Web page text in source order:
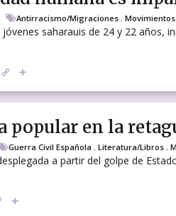
Antirracismo/Migraciones ,
saharauis de 24 y 22 años,
EmailCopy
popular en la
Guerra Civil Española , Literatura/Libros,
a partir del golpe de
Copy